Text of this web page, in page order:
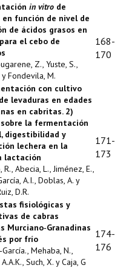
in vitro de
en función de nivel de
de ácidos grasos en
el cebo de
Z., Yuste, S.,
y Fondevila, M.
168-
170
con cultivo
levaduras en edades
en cabritas. 2)
la fermentación
digestibilidad y
lechera en la
lactación
R., Abecia, L., Jiménez, E.,
A.I., Doblas, A. y
D.R.
171-
173
fisiológicas y
de cabras
Murciano‑Granadinas
por frío
Mehaba, N.,
Such, X. y Caja, G
174-
176